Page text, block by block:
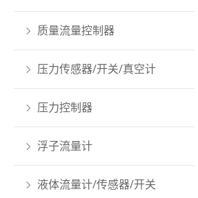
质量流量控制器
压力传感器/开关/真空计
压力控制器
浮子流量计
液体流量计/传感器/开关